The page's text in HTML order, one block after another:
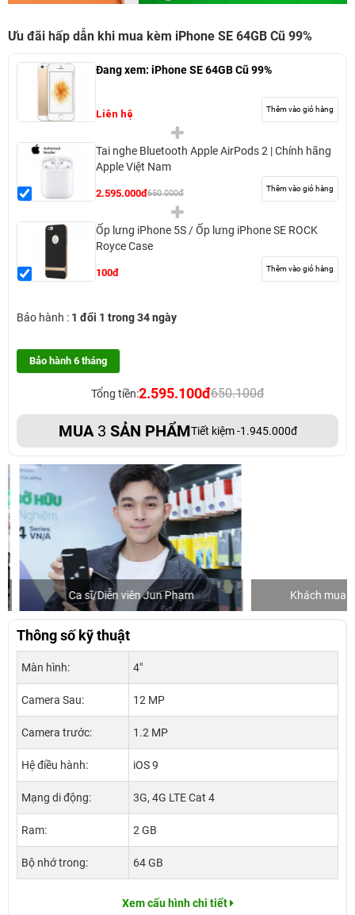
Ưu đãi hấp dẫn khi mua kèm iPhone SE 64GB Cũ 99%
Đang xem: iPhone SE 64GB Cũ 99%
Liên hệ Thêm vào giỏ hàng
Tai nghe Bluetooth Apple AirPods 2 | Chính hãng
Apple Việt Nam
2.595.000đ650.000đ Thêm vào giỏ hàng
Ốp lưng iPhone 5S / Ốp lưng iPhone SE ROCK
Royce Case
100đ Thêm vào giỏ hàng
Bảo hành : 1 đổi 1 trong 34 ngày
Bảo hành 6 tháng
Tổng tiền:2.595.100đ650.100đ
MUA 3 SẢN PHẨMTiết kiệm -1.945.000đ
Ca sĩ/Diễn viên Jun Phạm Khách mua
Thông số kỹ thuật
Màn hình: 4"
Camera Sau: 12 MP
Camera trước: 1.2 MP
Hệ điều hành: iOS 9
Mạng di động: 3G, 4G LTE Cat 4
Ram: 2 GB
Bộ nhớ trong: 64 GB
Xem cấu hình chi tiết